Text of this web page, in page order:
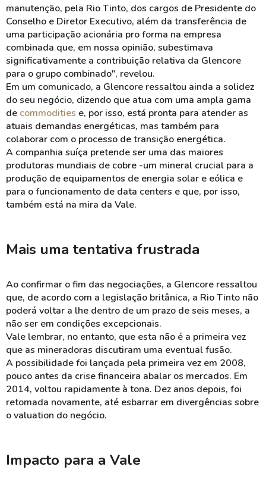
manutenção, pela Rio Tinto, dos cargos de Presidente do
Conselho e Diretor Executivo, além da transferência de
uma participação acionária pro forma na empresa
combinada que, em nossa opinião, subestimava
significativamente a contribuição relativa da Glencore
para o grupo combinado", revelou.
Em um comunicado, a Glencore ressaltou ainda a solidez
do seu negócio, dizendo que atua com uma ampla gama
de commodities e, por isso, está pronta para atender as
atuais demandas energéticas, mas também para
colaborar com o processo de transição energética.
A companhia suíça pretende ser uma das maiores
produtoras mundiais de cobre -um mineral crucial para a
produção de equipamentos de energia solar e eólica e
para o funcionamento de data centers e que, por isso,
também está na mira da Vale.
Mais uma tentativa frustrada
Ao confirmar o fim das negociações, a Glencore ressaltou
que, de acordo com a legislação britânica, a Rio Tinto não
poderá voltar a lhe dentro de um prazo de seis meses, a
não ser em condições excepcionais.
Vale lembrar, no entanto, que esta não é a primeira vez
que as mineradoras discutiram uma eventual fusão.
A possibilidade foi lançada pela primeira vez em 2008,
pouco antes da crise financeira abalar os mercados. Em
2014, voltou rapidamente à tona. Dez anos depois, foi
retomada novamente, até esbarrar em divergências sobre
o valuation do negócio.
Impacto para a Vale